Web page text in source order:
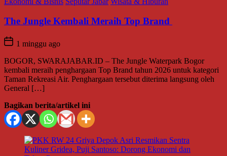
The Jungle Kembali Meraih Top Brand
1 minggu ago
BOGOR, SWARAJABAR.ID – The Jungle Waterpark Bogor
kembali meraih penghargaan Top Brand tahun 2026 untuk kategori
Taman Rekreasi Air. Penghargaan tersebut diterima langsung oleh
General […]
Bagikan berita/artikel ini